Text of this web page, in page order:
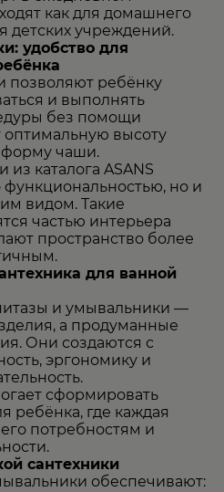
как для домашнего
детских учреждений.
удобство для
позволяют ребёнку
и выполнять
без помощи
высоту
форму чаши.
каталога ASANS
функциональностью, но и
видом. Такие
частью интерьера
пространство более
для ванной
и умывальники —
а продуманные
Они создаются с
эргономику и
сформировать
ребёнка, где каждая
его потребностям и
сантехники
обеспечивают: